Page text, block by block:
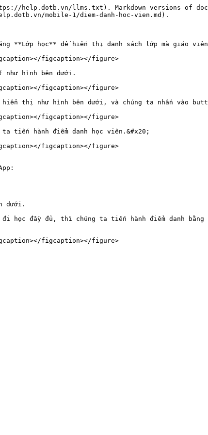
help.dotb.vn/llms.txt). Markdown versions of
mobile-1/diem-danh-hoc-vien.md).
**Lớp học** để hiển thị danh sách lớp mà giáo viên
figcaption></figure>
như hình bên dưới.
figcaption></figure>
thị như hình bên dưới, và chúng ta nhấn vào
figcaption></figure>
tiến hành điểm danh học viên.&#x20;
figcaption></figure>
dưới.
học đầy đủ, thì chúng ta tiến hành điểm danh